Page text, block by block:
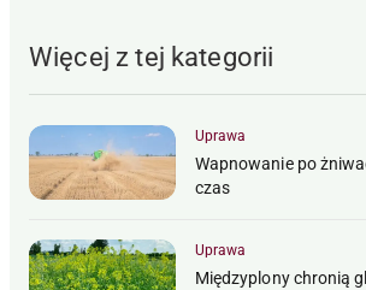
Więcej z tej kategorii
Uprawa
Wapnowanie po
czas
Uprawa
Międzyplony chronią